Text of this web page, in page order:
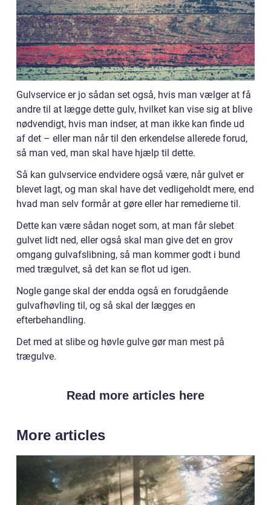
Gulvservice er jo sådan set også, hvis man vælger at få
andre til at lægge dette gulv, hvilket kan vise sig at blive
nødvendigt, hvis man indser, at man ikke kan finde ud
af det – eller man når til den erkendelse allerede forud,
så man ved, man skal have hjælp til dette.
Så kan gulvservice endvidere også være, når gulvet er
blevet lagt, og man skal have det vedligeholdt mere, end
hvad man selv formår at gøre eller har remedierne til.
Dette kan være sådan noget som, at man får slebet
gulvet lidt ned, eller også skal man give det en grov
omgang gulvafslibning, så man kommer godt i bund
med trægulvet, så det kan se flot ud igen.
Nogle gange skal der endda også en forudgående
gulvafhøvling til, og så skal der lægges en
efterbehandling.
Det med at slibe og høvle gulve gør man mest på
trægulve.
Read more articles here
More articles